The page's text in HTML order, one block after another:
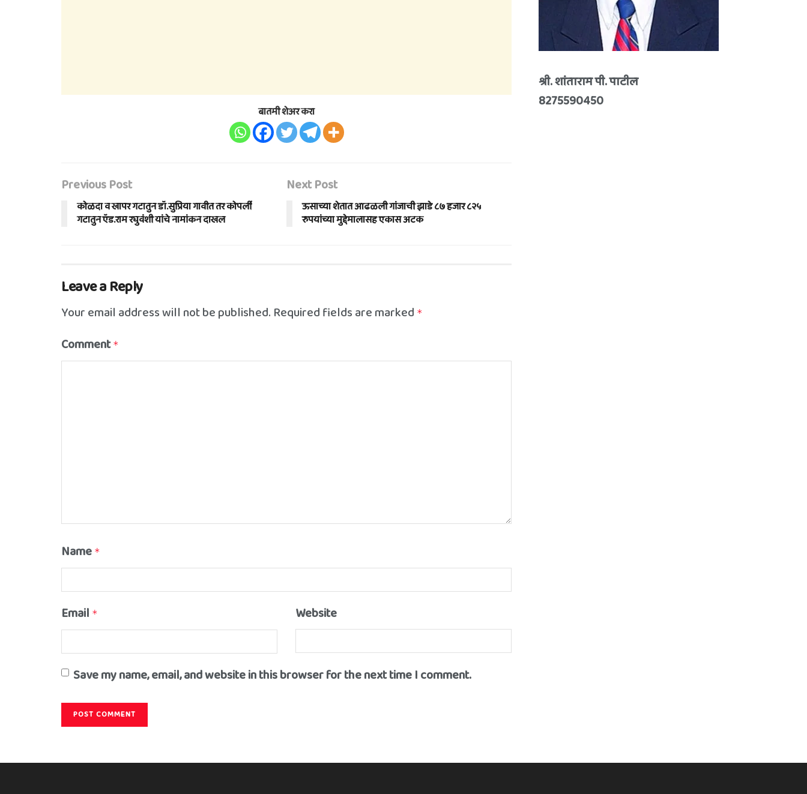
बातमी शेअर करा
Previous Post
कोळदा व खापर गटातुन डॉ.सुप्रिया गावीत तर कोपर्ली
गटातुन ऍड.राम रघुवंशी यांचे नामांकन दाखल
Next Post
ऊसाच्या शेतात आढळली गांजाची झाडे ८७ हजार ८२५
रुपयांच्या मुद्देमालासह एकास अटक
Leave a Reply
Your email address will not be published. Required fields are marked *
Comment *
Name *
Email * Website
Save my name, email, and website in this browser for the next time I comment.
श्री. शांताराम पी. पाटील
8275590450